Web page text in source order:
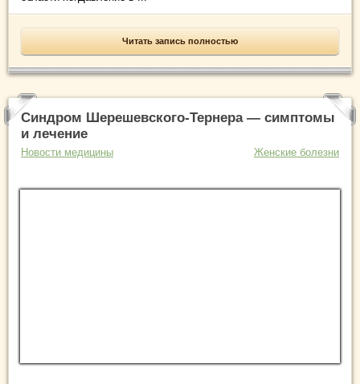
Читать запись полностью
Синдром Шерешевского-Тернера — симптомы
и лечение
Новости медицины Женские болезни